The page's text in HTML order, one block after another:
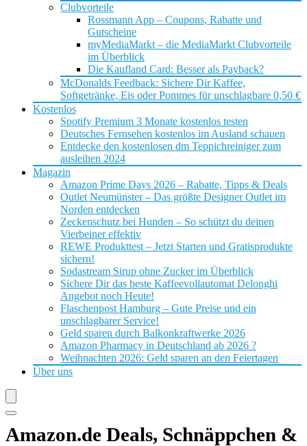
Clubvorteile
Rossmann App – Coupons, Rabatte und
Gutscheine
myMediaMarkt – die MediaMarkt Clubvorteile
im Überblick
Die Kaufland Card: Besser als Payback?
McDonalds Feedback: Sichere Dir Kaffee,
Softgetränke, Eis oder Pommes für unschlagbare 0,50 €
Kostenlos
Spotify Premium 3 Monate kostenlos testen
Deutsches Fernsehen kostenlos im Ausland schauen
Entdecke den kostenlosen dm Teppichreiniger zum
ausleihen 2024
Magazin
Amazon Prime Days 2026 – Rabatte, Tipps & Deals
Outlet Neumünster – Das größte Designer Outlet im
Norden entdecken
Zeckenschutz bei Hunden – So schützt du deinen
Vierbeiner effektiv
REWE Produkttest – Jetzt Starten und Gratisprodukte
sichern!
Sodastream Sirup ohne Zucker im Überblick
Sichere Dir das beste Kaffeevollautomat Delonghi
Angebot noch Heute!
Flaschenpost Hamburg – Gute Preise und ein
unschlagbarer Service!
Geld sparen durch Balkonkraftwerke 2026
Amazon Pharmacy in Deutschland ab 2026 ?
Weihnachten 2026: Geld sparen an den Feiertagen
Über uns
Amazon.de Deals, Schnäppchen &